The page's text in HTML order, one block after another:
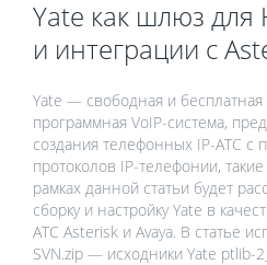
Yate как шлюз для
и интеграции с
Yate — свободная и
программная VoIP-система,
создания телефонных IP-АТС с
протоколов IP-телефонии, такие
рамках данной статьи будет
сборку и настройку Yate в
АТС Asterisk и Avaya. В статье
SVN.zip — исходники Yate ptlib-